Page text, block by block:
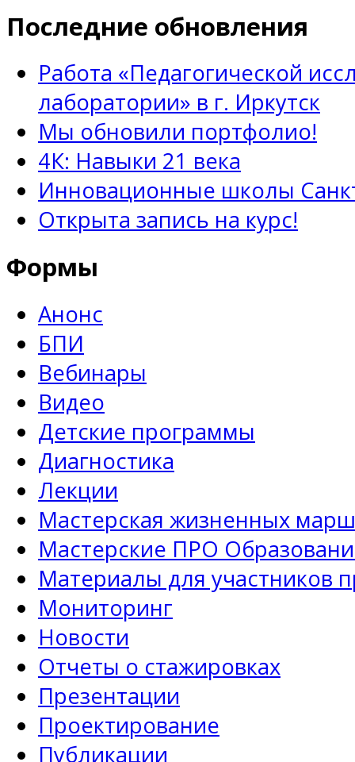
Последние обновления
Работа «Педагогической
лаборатории» в г. Иркутск
Мы обновили портфолио!
4К: Навыки 21 века
Инновационные школы
Открыта запись на курс!
Формы
Анонс
БПИ
Вебинары
Видео
Детские программы
Диагностика
Лекции
Мастерская жизненных
Мастерские ПРО
Материалы для участников
Мониторинг
Новости
Отчеты о стажировках
Презентации
Проектирование
Публикации